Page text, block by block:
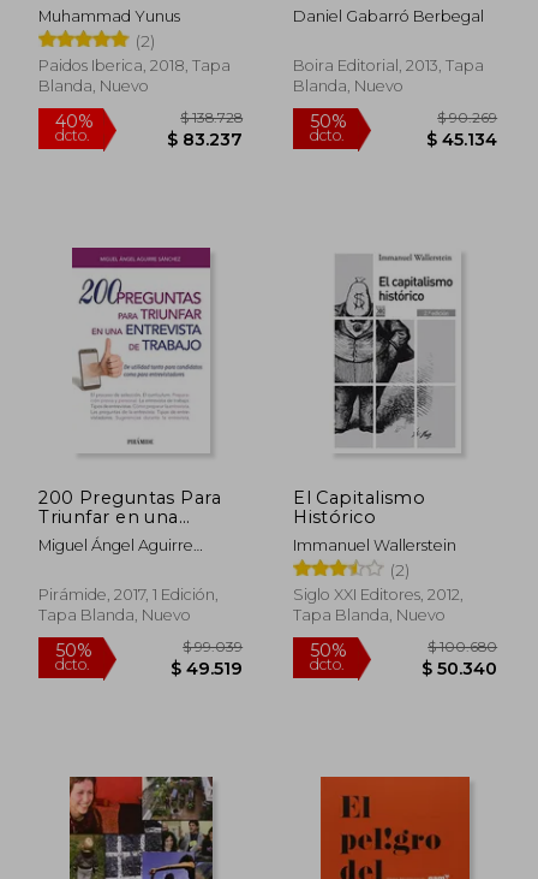
40%
$ 55.333
10%
dcto.
Muhammad Yunus
(2)
Paidos Iberica, 2018, Tapa
Blanda, Nuevo
Daniel Gabarró Berbegal
Boira Editorial, 2013, Tapa
Blanda, Nuevo
200 Preguntas Para
Triunfar en una
Entrevista de Trabajo
Miguel Ángel Aguirre
Pirámide, 2017, 1 Edición,
Tapa Blanda, Nuevo
El Capitalismo
Histórico
Immanuel Wallerstein
(2)
Siglo XXI Editores, 2012,
Tapa Blanda, Nuevo